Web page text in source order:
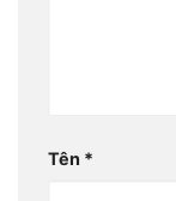
Tên *